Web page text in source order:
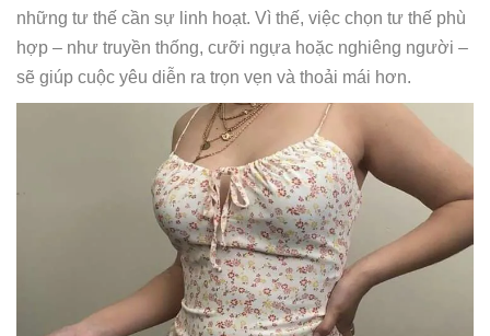
những tư thế cần sự linh hoạt. Vì thế, việc chọn tư thế phù
hợp – như truyền thống, cưỡi ngựa hoặc nghiêng người –
sẽ giúp cuộc yêu diễn ra trọn vẹn và thoải mái hơn.